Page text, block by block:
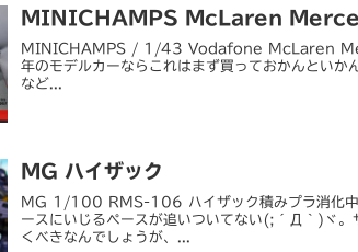
MINICHAMPS McLaren
MINICHAMPS / 1/43 Vodafone McLaren
年のモデルカーならこれはまず買っておかんとい
など...
MG ハイザック
MG 1/100 RMS-106 ハイザック積みプラ消化中
ースにいじるペースが追いついてない(;´Д｀)ヾ
くべきなんでしょうが、...